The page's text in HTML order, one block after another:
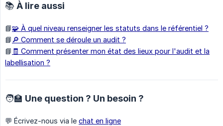
📚 À lire aussi
📘🧩 À quel niveau renseigner les statuts dans le référentiel ?
📘🔎 Comment se déroule un audit ?
📘 🧾 Comment présenter mon état des lieux pour l'audit et la
labellisation ?
🧑‍🏫 Une question ? Un besoin ?
💬 Écrivez-nous via le chat en ligne